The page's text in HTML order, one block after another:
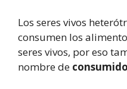
Los seres vivos
consumen los
seres vivos, por eso
nombre de